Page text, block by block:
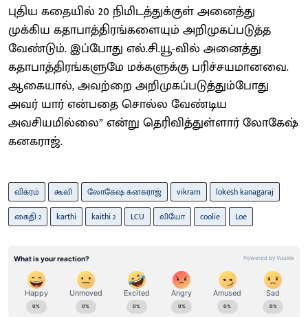
புதிய கதையில் 20 நிமிடத்துக்குள் அனைத்து
முக்கிய கதாபாத்திரங்களையும் அறிமுகப்படுத்த
வேண்டும். இப்போது எல்.சி.யூ-வில் அனைத்து
கதாபாத்திரங்களுமே மக்களுக்கு பரிச்சயமானவை.
ஆகையால், அவற்றை அறிமுகப்படுத்தும்போது
அவர் யார் என்பதை சொல்ல வேண்டிய
அவசியமில்லை” என்று தெரிவித்துள்ளார் லோகேஷ்
கனகராஜ்.
விக்ரம் கூலி லோகேஷ் கனகராஜ் vikram
lokesh kanagaraj
கைதி 2
karthi kaithi 2 LCU லியோ coolie Loe